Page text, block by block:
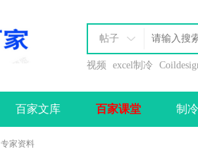
帖子
视频 excel制冷
百家文库 百家课堂 制
专家资料